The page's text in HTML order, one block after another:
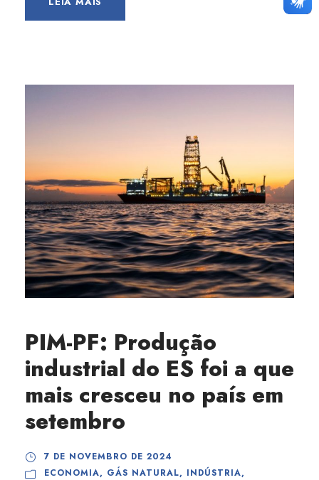
PIM-PF: Produção
industrial do ES foi a que
mais cresceu no país em
setembro
7 DE NOVEMBRO DE 2024
ECONOMIA, GÁS NATURAL, INDÚSTRIA,